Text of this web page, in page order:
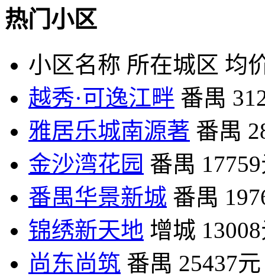
热门小区
小区名称 所在城区 均
越秀·可逸江畔 番禺
雅居乐城南源著 番禺
金沙湾花园 番禺
番禺华景新城 番禺
锦绣新天地 增城
尚东尚筑 番禺 25437元